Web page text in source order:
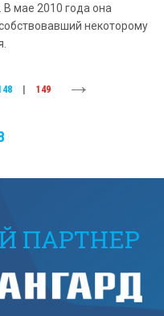
мае 2010 года она
некоторому
| 149
ПАРТНЕР